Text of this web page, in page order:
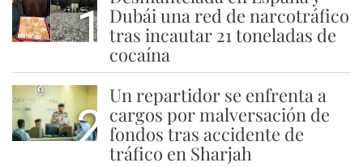
1 Dubái una red de narcotráfico
tras incautar 21 toneladas de
cocaína
2
Un repartidor se enfrenta a
cargos por malversación de
fondos tras accidente de
tráfico en Sharjah